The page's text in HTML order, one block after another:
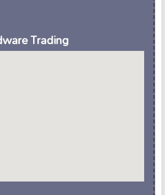
Trading